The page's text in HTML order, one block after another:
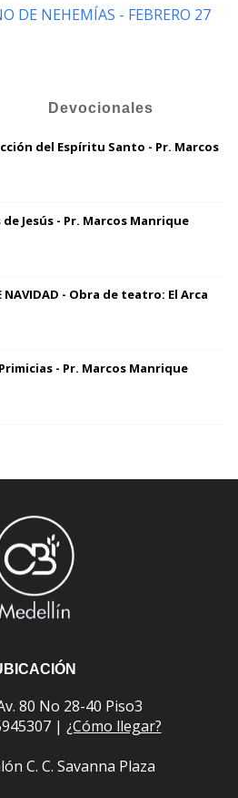
DE NEHEMÍAS - FEBRERO 27
Devocionales
del Espíritu Santo - Pr. Marcos
de Jesús - Pr. Marcos Manrique
NAVIDAD - Obra de teatro: El Arca
- Pr. Marcos Manrique
80 No 28-40 Piso3
| ¿Cómo llegar?
C. C. Savanna Plaza